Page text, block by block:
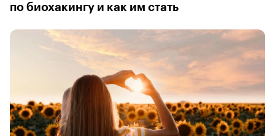
по биохакингу и как им стать